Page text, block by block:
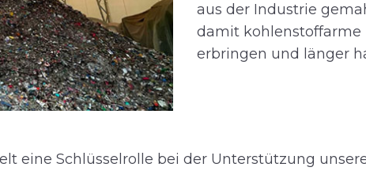
aus der Industrie
damit kohlenstoffarme
erbringen und länger
eine Schlüsselrolle bei der Unterstützung